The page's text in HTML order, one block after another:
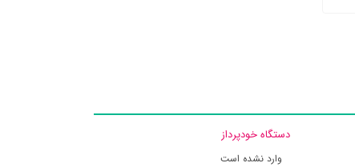
دستگاه خودپرداز
وارد نشده است